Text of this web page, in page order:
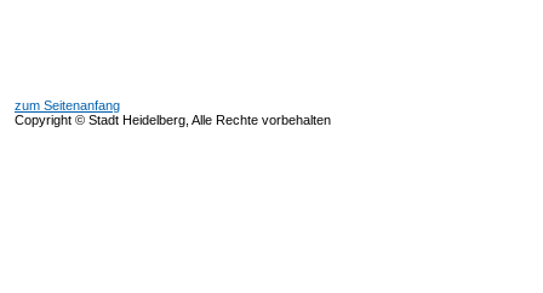
zum Seitenanfang
Copyright © Stadt Heidelberg, Alle Rechte vorbehalten